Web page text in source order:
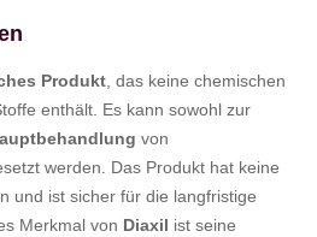
Produkt , das keine chemischen
enthält. Es kann sowohl zur
von
werden. Das Produkt hat keine
und ist sicher für die langfristige
Merkmal von Diaxil ist seine